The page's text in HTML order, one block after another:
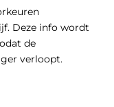
Deze info wordt
de
verloopt.